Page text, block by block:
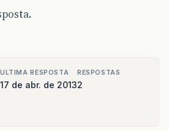
ULTIMA RESPOSTA
17 de abr. de 2013
RESPOSTAS
2